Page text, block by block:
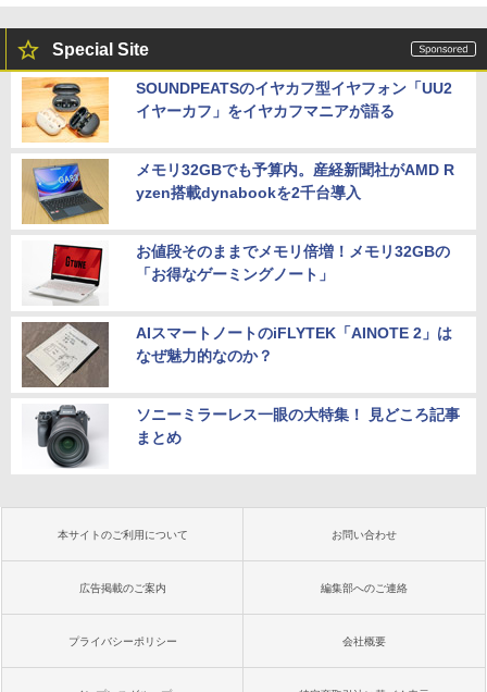
Special Site
SOUNDPEATSのイヤカフ型イヤフォン「UU2
イヤーカフ」をイヤカフマニアが語る
メモリ32GBでも予算内。産経新聞社がAMD R
yzen搭載dynabookを2千台導入
お値段そのままでメモリ倍増！メモリ32GBの
「お得なゲーミングノート」
AIスマートノートのiFLYTEK「AINOTE 2」は
なぜ魅力的なのか？
ソニーミラーレス一眼の大特集！ 見どころ記事
まとめ
本サイトのご利用について お問い合わせ
広告掲載のご案内 編集部へのご連絡
プライバシーポリシー 会社概要